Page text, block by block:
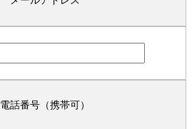
電話番号（携帯可）